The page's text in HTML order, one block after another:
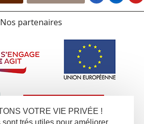
Nos partenaires
VOTRE VIE PRIVÉE !
sont trés utiles pour améliorer